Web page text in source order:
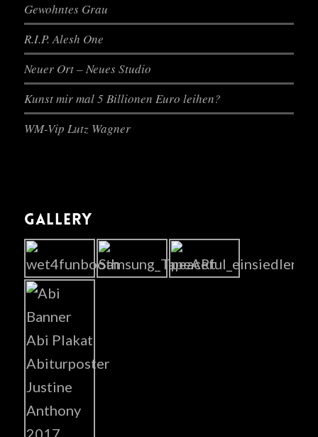
Gewohntes Grau
R.I.P. Alesh One
Neuer Ort – Neues Studio
Kunst mir mal 5 Billionen Euro leihen?
WM-Vip Lutz Wagner
GALLERY